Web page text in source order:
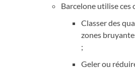
Barcelone utilise ces
Classer des
zones
;
Geler ou